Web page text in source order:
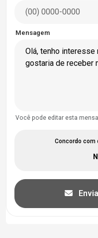
Mensagem
Você pode editar esta
Concordo com